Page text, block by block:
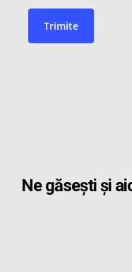
Ne găsești și